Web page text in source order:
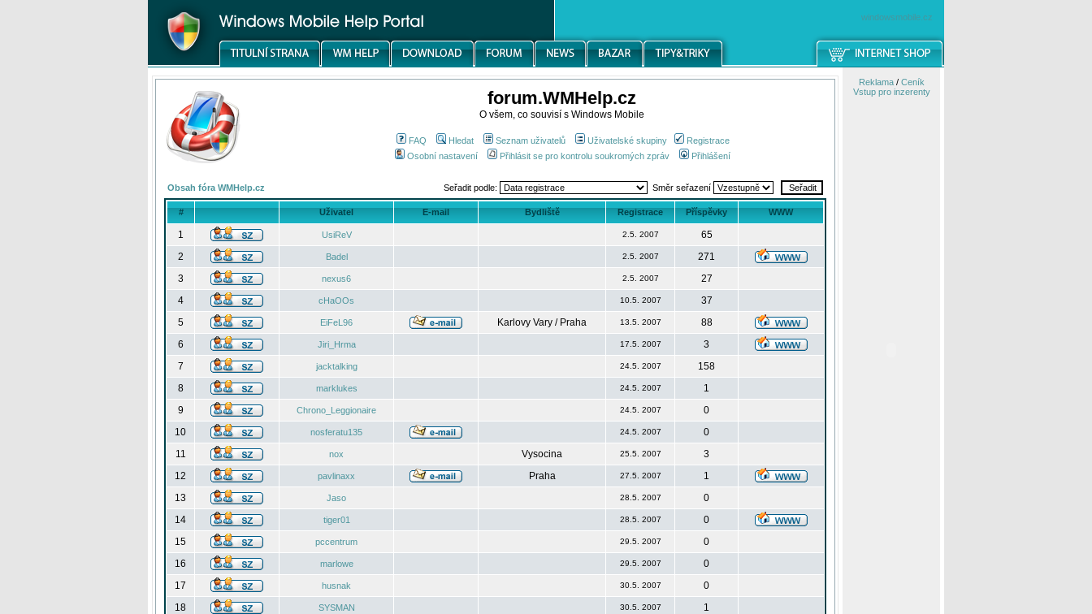
windowsmobile.cz
forum.WMHelp.cz
O všem, co souvisí s Windows Mobile
FAQ Hledat Seznam uživatelů Uživatelské skupiny
Registrace
Osobní nastavení
Přihlásit se pro kontrolu soukromých zpráv Přihlášení
Obsah fóra WMHelp.cz Seřadit podle: Směr seřazení
# Uživatel E-mail Bydliště Registrace Příspěvky WWW
1 UsiReV 2.5. 2007
65
2
Badel 2.5. 2007
271
3
nexus6 2.5. 2007
27
4
cHaOOs 10.5. 2007
37
5
EiFeL96 Karlovy Vary / Praha 13.5. 2007
88
6
Jiri_Hrma 17.5. 2007
3
7
jacktalking 24.5. 2007
158
8
marklukes 24.5. 2007
1
9
Chrono_Leggionaire 24.5. 2007
0
10
nosferatu135 24.5. 2007
0
11
nox Vysocina 25.5. 2007
3
12
pavlinaxx Praha 27.5. 2007
1
13
Jaso 28.5. 2007
0
14
tiger01 28.5. 2007
0
15
pccentrum 29.5. 2007
0
16
marlowe 29.5. 2007
0
17
husnak 30.5. 2007
0
18
SYSMAN 30.5. 2007
1
Reklama/ Ceník
Vstup pro inzerenty